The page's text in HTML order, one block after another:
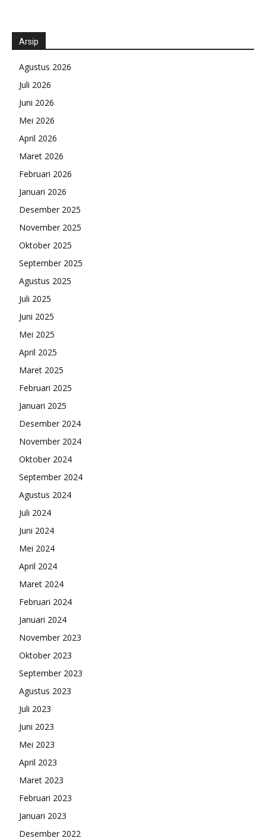
Arsip
Agustus 2026
Juli 2026
Juni 2026
Mei 2026
April 2026
Maret 2026
Februari 2026
Januari 2026
Desember 2025
November 2025
Oktober 2025
September 2025
Agustus 2025
Juli 2025
Juni 2025
Mei 2025
April 2025
Maret 2025
Februari 2025
Januari 2025
Desember 2024
November 2024
Oktober 2024
September 2024
Agustus 2024
Juli 2024
Juni 2024
Mei 2024
April 2024
Maret 2024
Februari 2024
Januari 2024
November 2023
Oktober 2023
September 2023
Agustus 2023
Juli 2023
Juni 2023
Mei 2023
April 2023
Maret 2023
Februari 2023
Januari 2023
Desember 2022